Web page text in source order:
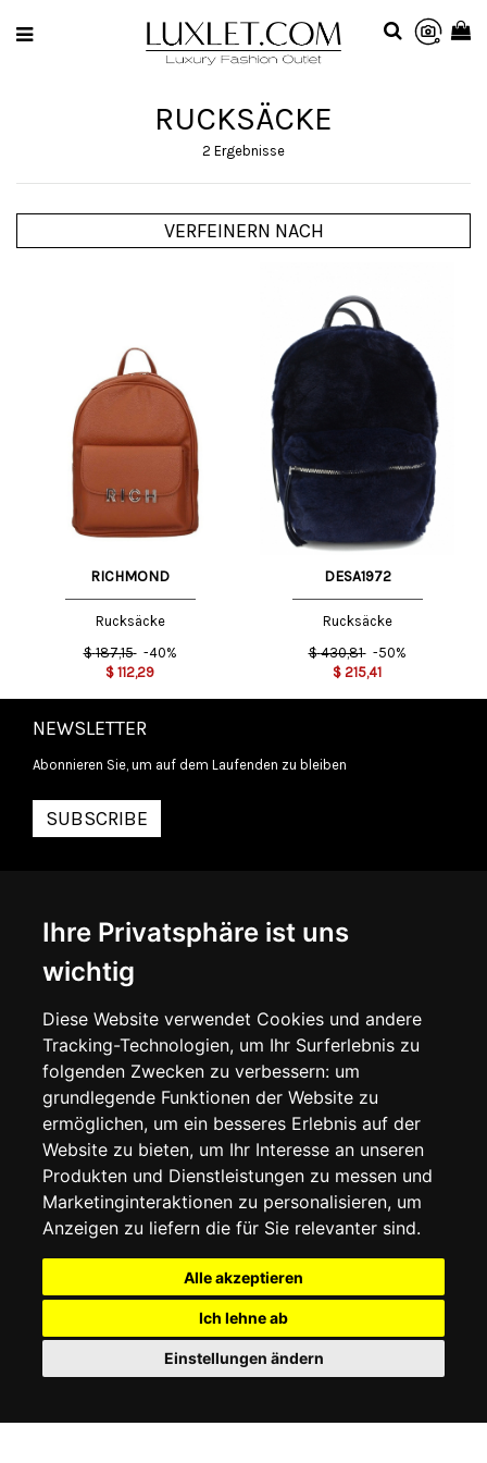
Ihre Privatsphäre ist uns
wichtig
Diese Website verwendet Cookies und andere
Tracking-Technologien, um Ihr Surferlebnis zu
folgenden Zwecken zu verbessern: um
grundlegende Funktionen der Website zu
ermöglichen, um ein besseres Erlebnis auf der
Website zu bieten, um Ihr Interesse an unseren
Produkten und Dienstleistungen zu messen und
Marketinginteraktionen zu personalisieren, um
Anzeigen zu liefern die für Sie relevanter sind.
Alle akzeptieren
Ich lehne ab
Einstellungen ändern
RUCKSÄCKE
2 Ergebnisse
VERFEINERN NACH
RICHMOND
Rucksäcke
$ 187,15 -40%
$ 112,29
DESA1972
Rucksäcke
$ 430,81 -50%
$ 215,41
NEWSLETTER
Abonnieren Sie, um auf dem Laufenden zu bleiben
SUBSCRIBE
ÜBER UNS
KONTAKTIEREN SIE UNS
ALLGEMEINE GESCHÄFTSBEDINGUNGEN
LIEFERINFORMATIONEN
DATENSCHUTZERKLÄRUNG
COOKIE-RICHTLINIE
MEIN KONTO
BESTELLVERLAUF
ADRESSBUCH
WUNSCHLISTE
SOCIAL
© 2026www.luxlet.com Kontaktieren Sie uns